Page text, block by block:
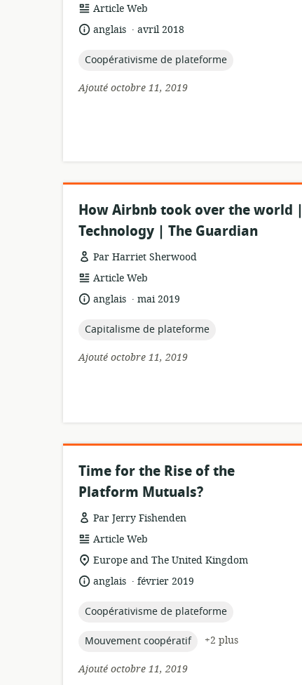
Format
ressource:
Article Web
langue:
anglais .
date
publication:
avril 2018
topic:
Coopérativisme de plateforme
Ajouté octobre 11, 2019
How Airbnb took over the world |
Technology | The Guardian
Par Harriet Sherwood
Format
ressource:
Article Web
langue:
anglais .
date
publication:
mai 2019
topic:
Capitalisme de plateforme
Ajouté octobre 11, 2019
Time for the Rise of the
Platform Mutuals?
Par Jerry Fishenden
Format
de
ressource:
Article Web
Lieu
pertinence:
Europe and The United Kingdom
langue:
anglais .
date
publication:
février 2019
topic:
Coopérativisme de plateforme
topic:
Mouvement coopératif
+2 plus
Ajouté octobre 11, 2019